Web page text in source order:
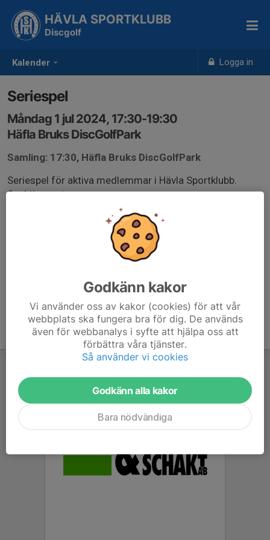
Kalender Logga in
HÄVLA SPORTKLUBB
Discgolf
Seriespel
Måndag 1 jul 2024, 17:30-19:30
Häfla Bruks DiscGolfPark
Samling: 17:30, Häfla Bruks DiscGolfPark
Seriespel för aktiva medlemmar i Hävla Sportklubb.
Sanktionerat
Mpo gul och Purple & Fpo gul
Godkänn kakor
Vi använder oss av kakor (cookies) för att vår
webbplats ska fungera bra för dig. De används
även för webbanalys i syfte att hjälpa oss att
förbättra våra tjänster.
Så använder vi cookies
Godkänn alla kakor
Bara nödvändiga